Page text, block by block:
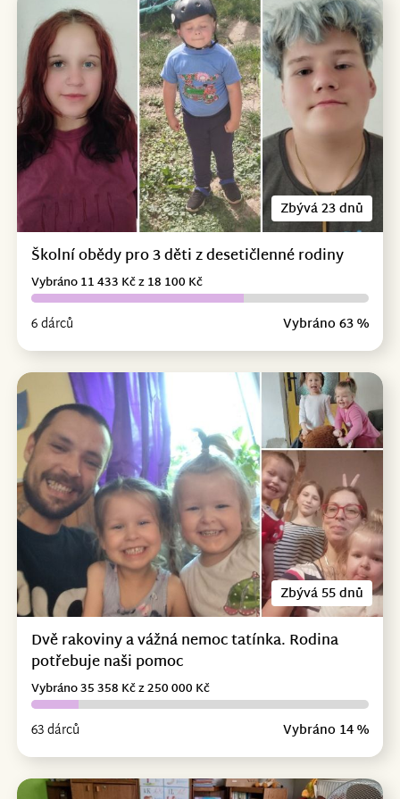
Zbývá 23 dnů
Školní obědy pro 3 děti z desetičlenné rodiny
6 dárců Vybráno 63 %
Vybráno 11 433 Kč z 18 100 Kč
Zbývá 55 dnů
Dvě rakoviny a vážná nemoc tatínka. Rodina
potřebuje naši pomoc
63 dárců Vybráno 14 %
Vybráno 35 358 Kč z 250 000 Kč